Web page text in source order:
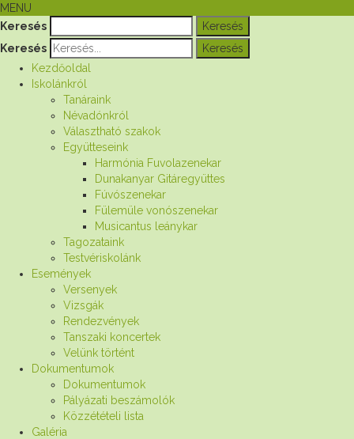
MENU
Keresés
Keresés
Kezdőoldal
Iskolánkról
Tanáraink
Névadónkról
Választható szakok
Együtteseink
Harmónia Fuvolazenekar
Dunakanyar Gitáregyüttes
Fúvószenekar
Fülemüle vonószenekar
Musicantus leánykar
Tagozataink
Testvériskolánk
Események
Versenyek
Vizsgák
Rendezvények
Tanszaki koncertek
Velünk történt
Dokumentumok
Dokumentumok
Pályázati beszámolók
Közzétételi lista
Galéria